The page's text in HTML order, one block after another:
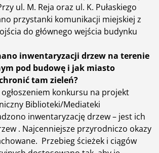
ul. M. Reja oraz ul. K. Pułaskiego
przystanki komunikacji miejskiej z
do głównego wejścia budynku
inwentaryzacji drzew na terenie
pod budowę i jak miasto
tam zieleń?
ogłoszeniem konkursu na projekt
Biblioteki/Mediateki
inwentaryzację drzew – jest ich
. Najcenniejsze przyrodniczo okazy
Przebieg ścieżek i ciągów